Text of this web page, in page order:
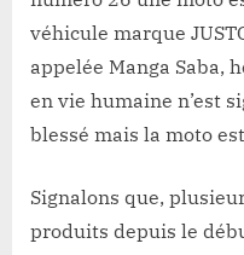
véhicule marque
appelée Manga Saba,
en vie humaine n’est
blessé mais la moto
Signalons que,
produits depuis le